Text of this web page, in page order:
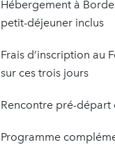
Hébergement à
petit-déjeuner inclus
Frais d’inscription au
sur ces trois jours
Rencontre pré-départ
Programme